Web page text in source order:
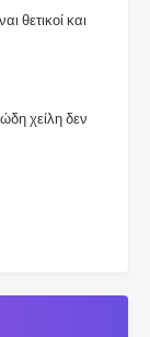
θετικοί και
χείλη δεν